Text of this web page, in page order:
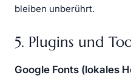
bleiben unberührt.
5. Plugins und
Google Fonts (lokales